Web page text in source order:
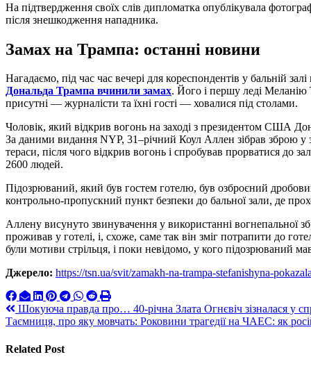
На підтвердження своїх слів дипломатка опублікувала
після знешкодження нападника.
Замах на Трампа: останні новини
Нагадаємо, під час час вечері для кореспондентів у бальній
Дональда Трампа вчинили замах. Його і першу леді Меланію
присутні — журналісти та їхні гості — ховалися під столами.
Чоловік, який відкрив вогонь на заході з президентом США
За даними видання NYP, 31–річний Коул Аллен зібрав зброю у
тераси, після чого відкрив вогонь і спробував прорватися до
2600 людей.
Підозрюваний, який був гостем готелю, був озброєний
контрольно-пропускний пункт безпеки до бальної зали, де
Аллену висунуто звинувачення у використанні вогнепальної
проживав у готелі, і, схоже, саме так він зміг потрапити до
були мотиви стрільця, і поки невідомо, у кого підозрюваний
Джерело: https://tsn.ua/svit/zamakh-na-trampa-stefanishyna-
Навигация
по
записям
Шокуюча правда про… 40-річна Злата Огнєвіч зізналася у
Таємниця, про яку мовчать: Роковини трагедії на ЧАЕС: як
Related Post